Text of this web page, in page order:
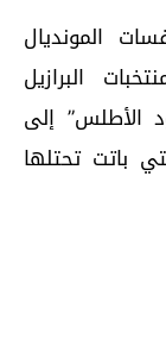
المونديال
البرازيل
الأطلس” إلى
باتت تحتلها